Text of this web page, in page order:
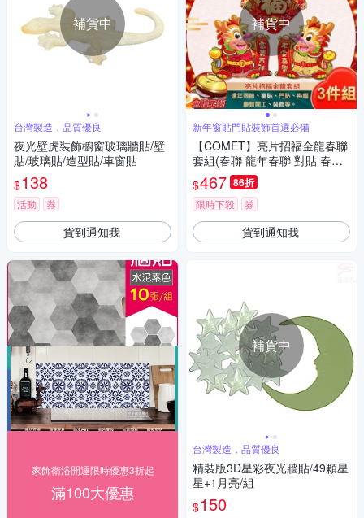
補貨中
台灣製造，品質優良
夜光壁虎裝飾櫥窗玻璃牆貼/壁
貼/玻璃貼/造型貼/車窗貼
$138
活動 券
貨到通知我
家飾衛浴開運限時優惠3折起
滿100大優惠
補貨中
新年窗貼門貼裝飾首選必備
【COMET】亮片招福金龍春聯
套組(春聯 龍年春聯 對貼 春聯
對貼 龍年對貼 斗方/WP4155-2
25)
$467 86折
限時下殺 券
貨到通知我
補貨中
台灣製造，品質優良
精裝版3D星彩夜光牆貼/49顆星
星+1月亮/組
$150